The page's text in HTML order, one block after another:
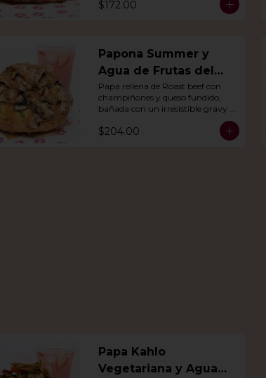
agua del día.
$172.00
Papona Summer y
Agua de Frutas del
Día
Papa rellena de Roast beef con
champiñones y queso fundido,
bañada con un irresistible gravy
de res, acompañado de agua del
día.
$204.00
Papa Kahlo
Vegetariana y Agua